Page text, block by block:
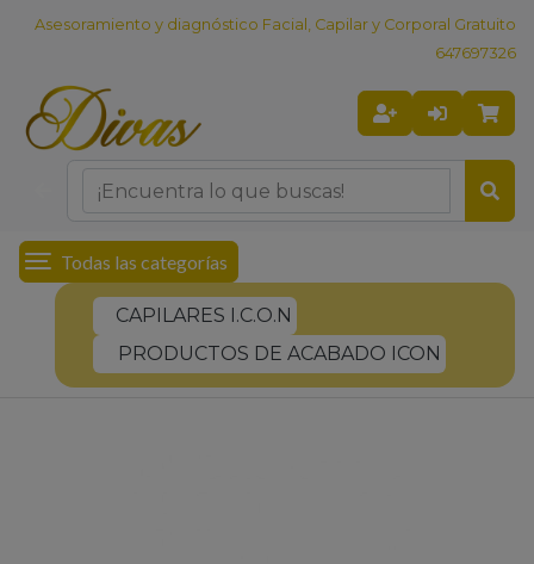
Asesoramiento y diagnóstico Facial, Capilar y Corporal Gratuito
647697326
Todas las categorías
CAPILARES I.C.O.N
PRODUCTOS DE ACABADO ICON